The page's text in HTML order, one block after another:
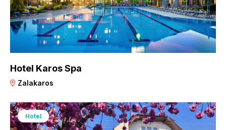
Hotel Karos Spa
Zalakaros
Hotel